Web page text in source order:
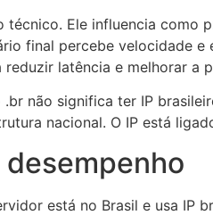
Ele influencia como
final percebe velocidade e
latência e melhorar a
não significa ter IP
nacional. O IP está
desempenho
está no Brasil e usa IP